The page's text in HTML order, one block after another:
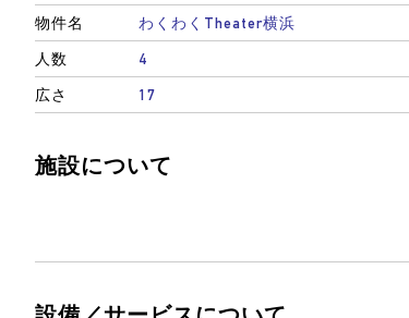
物件名 わくわくTheater横浜
人数 4
広さ 17
施設について